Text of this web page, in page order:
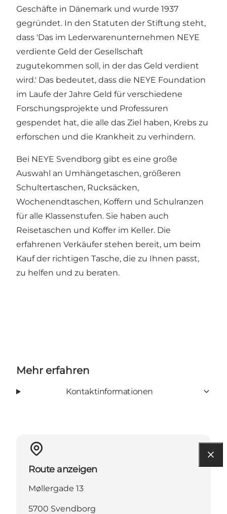
Geschäfte in Dänemark und wurde 1937
gegründet. In den Statuten der Stiftung steht,
dass 'Das im Lederwarenunternehmen NEYE
verdiente Geld der Gesellschaft
zugutekommen soll, in der das Geld verdient
wird.' Das bedeutet, dass die NEYE Foundation
im Laufe der Jahre Geld für verschiedene
Forschungsprojekte und Professuren
gespendet hat, die alle das Ziel haben, Krebs zu
erforschen und die Krankheit zu verhindern.
Bei NEYE Svendborg gibt es eine große
Auswahl an Umhängetaschen, größeren
Schultertaschen, Rucksäcken,
Wochenendtaschen, Koffern und Schulranzen
für alle Klassenstufen. Sie haben auch
Reisetaschen und Koffer im Keller. Die
erfahrenen Verkäufer stehen bereit, um beim
Kauf der richtigen Tasche, die zu Ihnen passt,
zu helfen und zu beraten.
Mehr erfahren
Kontaktinformationen
Route anzeigen
Møllergade 13
5700 Svendborg